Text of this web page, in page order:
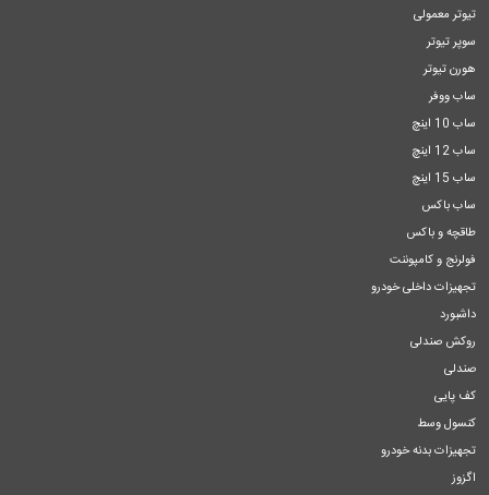
تیوتر معمولی
سوپر تیوتر
هورن تیوتر
ساب ووفر
ساب 10 اینچ
ساب 12 اینچ
ساب 15 اینچ
ساب باکس
طاقچه و باکس
فولرنج و کامپوننت
تجهیزات داخلی خودرو
داشبورد
روکش صندلی
صندلی
کف پایی
کنسول وسط
تجهیزات بدنه خودرو
اگزوز